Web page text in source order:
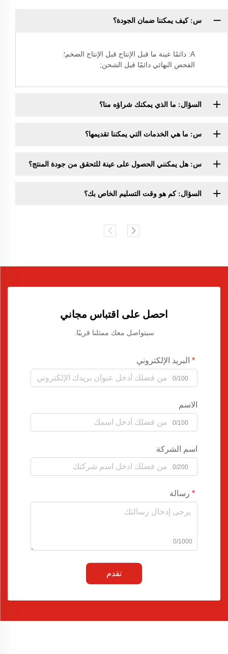
س: كيف يمكننا ضمان الجودة؟
A: دائمًا عينة ما قبل الإنتاج قبل الإنتاج الضخم؛
الفحص النهائي دائمًا قبل الشحن;
السؤال: ما الذي يمكنك شراؤه منا؟
س: ما هي الخدمات التي يمكننا تقديمها؟
س: هل يمكنني الحصول على عينة للتحقق من جودة المنتج؟
السؤال: كم هو وقت التسليم الخاص بك؟
احصل على اقتباس مجاني
سيتواصل معك ممثلنا قريبًا.
البريد الإلكتروني
0/100
الاسم
0/100
اسم الشركة
0/200
رسالة
0/1000
تقدم